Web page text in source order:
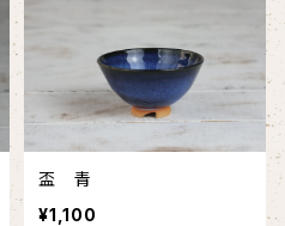
盃 青
¥1,100